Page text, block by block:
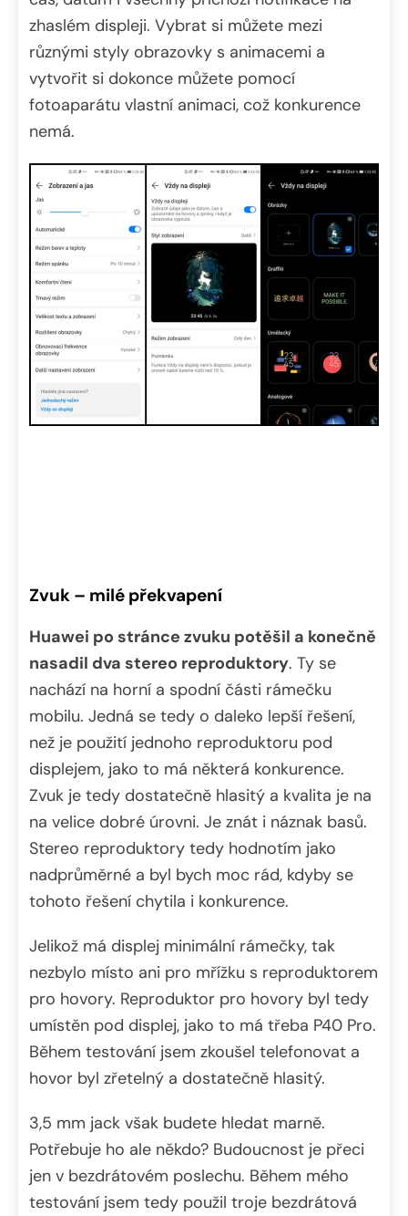
zhaslém displeji. Vybrat si můžete mezi
různými styly obrazovky s animacemi a
vytvořit si dokonce můžete pomocí
fotoaparátu vlastní animaci, což konkurence
nemá.
Zvuk – milé překvapení
Huawei po stránce zvuku potěšil a konečně
nasadil dva stereo reproduktory. Ty se
nachází na horní a spodní části rámečku
mobilu. Jedná se tedy o daleko lepší řešení,
než je použití jednoho reproduktoru pod
displejem, jako to má některá konkurence.
Zvuk je tedy dostatečně hlasitý a kvalita je na
na velice dobré úrovni. Je znát i náznak basů.
Stereo reproduktory tedy hodnotím jako
nadprůměrné a byl bych moc rád, kdyby se
tohoto řešení chytila i konkurence.
Jelikož má displej minimální rámečky, tak
nezbylo místo ani pro mřížku s reproduktorem
pro hovory. Reproduktor pro hovory byl tedy
umístěn pod displej, jako to má třeba P40 Pro.
Během testování jsem zkoušel telefonovat a
hovor byl zřetelný a dostatečně hlasitý.
3,5 mm jack však budete hledat marně.
Potřebuje ho ale někdo? Budoucnost je přeci
jen v bezdrátovém poslechu. Během mého
testování jsem tedy použil troje bezdrátová